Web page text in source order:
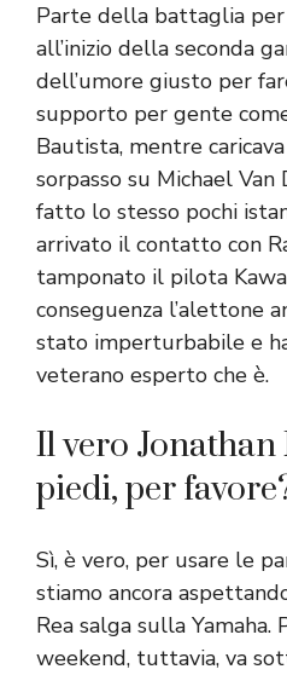
Parte della battaglia
all’inizio della seconda
dell’umore giusto per
supporto per gente
Bautista, mentre
sorpasso su Michael Van
fatto lo stesso pochi
arrivato il contatto con
tamponato il pilota
conseguenza l’alettone
stato imperturbabile e
veterano esperto che è.
Il vero Jonathan
piedi, per
Sì, è vero, per usare le
stiamo ancora
Rea salga sulla
weekend, tuttavia, va